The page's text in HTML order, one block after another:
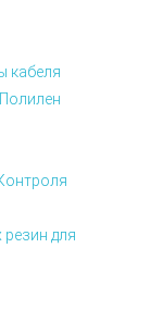
кабеля
для